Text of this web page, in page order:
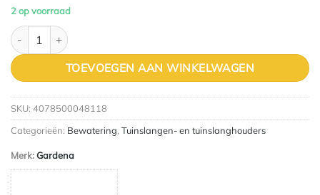
2 op voorraad
GARDENA ZWENKSPROEIER AQUAZOOM L E4 aantal
TOEVOEGEN AAN WINKELWAGEN
SKU: 4078500048118
Categorieën: Bewatering, Tuinslangen- en tuinslanghouders
Merk:Gardena